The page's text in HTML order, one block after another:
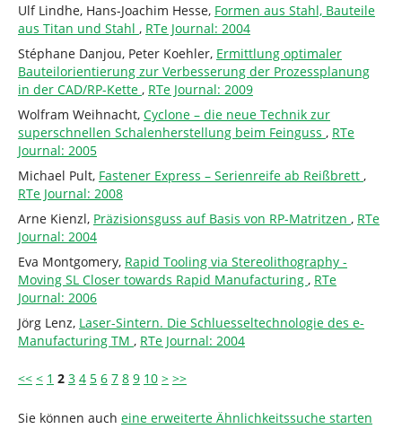
Ulf Lindhe, Hans-Joachim Hesse, Formen aus Stahl, Bauteile
aus Titan und Stahl , RTe Journal: 2004
Stéphane Danjou, Peter Koehler, Ermittlung optimaler
Bauteilorientierung zur Verbesserung der Prozessplanung
in der CAD/RP-Kette , RTe Journal: 2009
Wolfram Weihnacht, Cyclone – die neue Technik zur
superschnellen Schalenherstellung beim Feinguss , RTe
Journal: 2005
Michael Pult, Fastener Express – Serienreife ab Reißbrett ,
RTe Journal: 2008
Arne Kienzl, Präzisionsguss auf Basis von RP-Matritzen , RTe
Journal: 2004
Eva Montgomery, Rapid Tooling via Stereolithography -
Moving SL Closer towards Rapid Manufacturing , RTe
Journal: 2006
Jörg Lenz, Laser-Sintern. Die Schluesseltechnologie des e-
Manufacturing TM , RTe Journal: 2004
<< < 1 2 3 4 5 6 7 8 9 10 > >>
Sie können auch eine erweiterte Ähnlichkeitssuche starten